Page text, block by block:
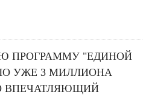
ПРОГРАММУ "ЕДИНОЙ
УЖЕ 3 МИЛЛИОНА
ВПЕЧАТЛЯЮЩИЙ